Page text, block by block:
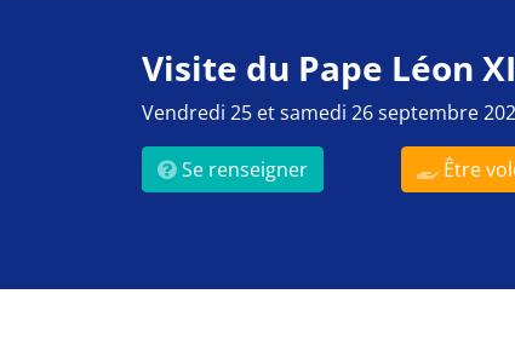
Visite du Pape Léon
Vendredi 25 et samedi 26 septembre
Se renseigner Être